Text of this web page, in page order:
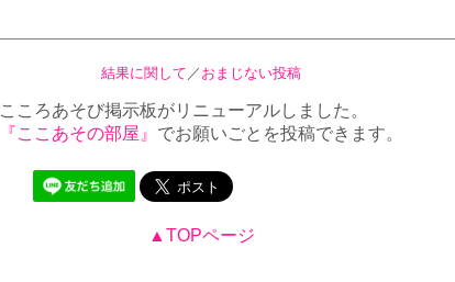
結果に関して ／ おまじない投稿
こころあそび掲示板がリニューアルしました。
『ここあその部屋』 でお願いごとを投稿できます。
▲TOPページ